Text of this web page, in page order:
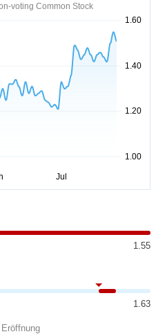
voting Common Stock
1.55
1.63
Eröffnung